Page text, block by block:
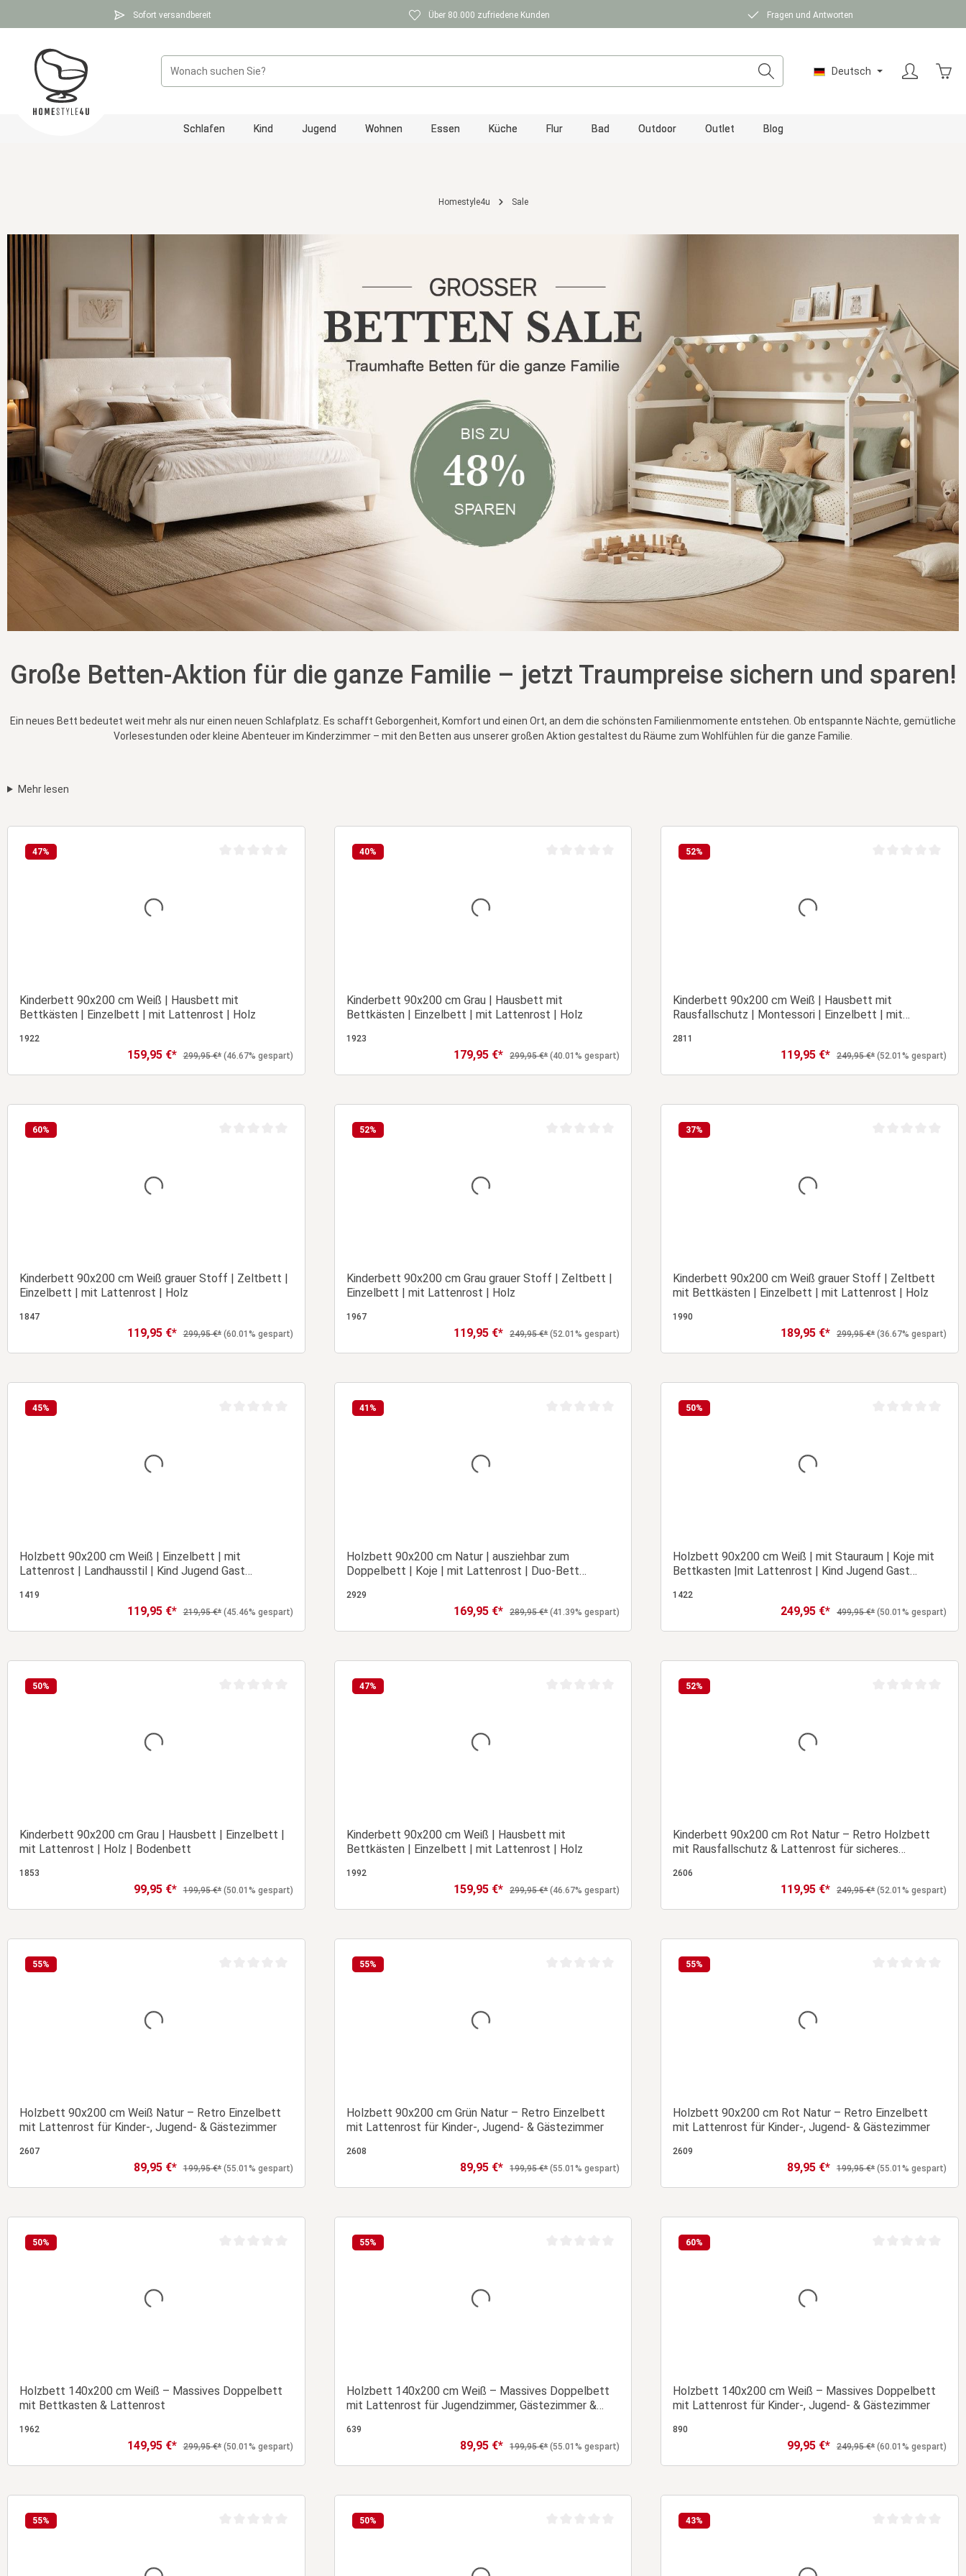
Zur Hauptnavigation springenSofort versandbereit Über 80.000 zufriedene Kunden Fragen und Antworten
Deutsch
Schlafen Kind Jugend Wohnen Essen Küche Flur Bad Outdoor Outlet Blog
Homestyle4u Sale
Große Betten-Aktion für die ganze Familie – jetzt Traumpreise sichern und sparen!
Ein neues Bett bedeutet weit mehr als nur einen neuen Schlafplatz. Es schafft Geborgenheit, Komfort und einen Ort, an dem die schönsten Familienmomente entstehen. Ob entspannte Nächte, gemütliche
Vorlesestunden oder kleine Abenteuer im Kinderzimmer – mit den Betten aus unserer großen Aktion gestaltest du Räume zum Wohlfühlen für die ganze Familie.
Mehr lesen
47%
Kinderbett 90x200 cm Weiß | Hausbett mit
Bettkästen | Einzelbett | mit Lattenrost | Holz
1922
Verkaufspreis:
159,95 €* Regulärer Preis:
299,95 €* (46.67% gespart)
In den Warenkorb
40%
Kinderbett 90x200 cm Grau | Hausbett mit
Bettkästen | Einzelbett | mit Lattenrost | Holz
1923
Verkaufspreis:
179,95 €* Regulärer Preis:
299,95 €* (40.01% gespart)
In den Warenkorb
52%
Kinderbett 90x200 cm Weiß | Hausbett mit
Rausfallschutz | Montessori | Einzelbett | mit
2811
Verkaufspreis:
119,95 €* Regulärer Preis:
249,95 €* (52.01% gespart)
In den Warenkorb
60%
Kinderbett 90x200 cm Weiß grauer Stoff | Zeltbett |
Einzelbett | mit Lattenrost | Holz
1847
Verkaufspreis:
119,95 €* Regulärer Preis:
299,95 €* (60.01% gespart)
In den Warenkorb
52%
Kinderbett 90x200 cm Grau grauer Stoff | Zeltbett |
Einzelbett | mit Lattenrost | Holz
1967
Verkaufspreis:
119,95 €* Regulärer Preis:
249,95 €* (52.01% gespart)
In den Warenkorb
37%
Kinderbett 90x200 cm Weiß grauer Stoff | Zeltbett
mit Bettkästen | Einzelbett | mit Lattenrost | Holz
1990
Verkaufspreis:
189,95 €* Regulärer Preis:
299,95 €* (36.67% gespart)
In den Warenkorb
45%
Holzbett 90x200 cm Weiß | Einzelbett | mit
Lattenrost | Landhausstil | Kind Jugend Gast
1419
Verkaufspreis:
119,95 €* Regulärer Preis:
219,95 €* (45.46% gespart)
In den Warenkorb
41 %
Holzbett 90x200 cm Natur | ausziehbar zum
Doppelbett | Koje | mit Lattenrost | Duo-Bett
2929
Verkaufspreis:
169,95 €* Regulärer Preis:
289,95 €* (41.39% gespart)
In den Warenkorb
50%
Holzbett 90x200 cm Weiß | mit Stauraum | Koje mit
Bettkasten |mit Lattenrost | Kind Jugend Gast
1422
Verkaufspreis:
249,95 €* Regulärer Preis:
499,95 €* (50.01% gespart)
In den Warenkorb
50%
Kinderbett 90x200 cm Grau | Hausbett | Einzelbett |
mit Lattenrost | Holz | Bodenbett
1853
Verkaufspreis:
99,95 €* Regulärer Preis:
199,95 €* (50.01% gespart)
In den Warenkorb
47%
Kinderbett 90x200 cm Weiß | Hausbett mit
Bettkästen | Einzelbett | mit Lattenrost | Holz
1992
Verkaufspreis:
159,95 €* Regulärer Preis:
299,95 €* (46.67% gespart)
In den Warenkorb
52%
Kinderbett 90x200 cm Rot Natur – Retro Holzbett
mit Rausfallschutz & Lattenrost für sicheres
2606
Verkaufspreis:
119,95 €* Regulärer Preis:
249,95 €* (52.01% gespart)
In den Warenkorb
55%
Holzbett 90x200 cm Weiß Natur – Retro Einzelbett
mit Lattenrost für Kinder-, Jugend- & Gästezimmer
2607
Verkaufspreis:
89,95 €* Regulärer Preis:
199,95 €* (55.01% gespart)
In den Warenkorb
55%
Holzbett 90x200 cm Grün Natur – Retro Einzelbett
mit Lattenrost für Kinder-, Jugend- & Gästezimmer
2608
Verkaufspreis:
89,95 €* Regulärer Preis:
199,95 €* (55.01% gespart)
In den Warenkorb
55%
Holzbett 90x200 cm Rot Natur – Retro Einzelbett
mit Lattenrost für Kinder-, Jugend- & Gästezimmer
2609
Verkaufspreis:
89,95 €* Regulärer Preis:
199,95 €* (55.01% gespart)
In den Warenkorb
50%
Holzbett 140x200 cm Weiß – Massives Doppelbett
mit Bettkasten & Lattenrost
1962
Verkaufspreis:
149,95 €* Regulärer Preis:
299,95 €* (50.01% gespart)
In den Warenkorb
55%
Holzbett 140x200 cm Weiß – Massives Doppelbett
mit Lattenrost für Jugendzimmer, Gästezimmer &
639
Verkaufspreis:
89,95 €* Regulärer Preis:
199,95 €* (55.01% gespart)
In den Warenkorb
60%
Holzbett 140x200 cm Weiß – Massives Doppelbett
mit Lattenrost für Kinder-, Jugend- & Gästezimmer
890
Verkaufspreis:
99,95 €* Regulärer Preis:
249,95 €* (60.01% gespart)
In den Warenkorb
55% 50% 43%